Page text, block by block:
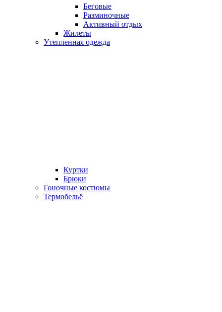
Беговые
Разминочные
Активный отдых
Жилеты
Утепленная одежда
Куртки
Брюки
Гоночные костюмы
Термобельё